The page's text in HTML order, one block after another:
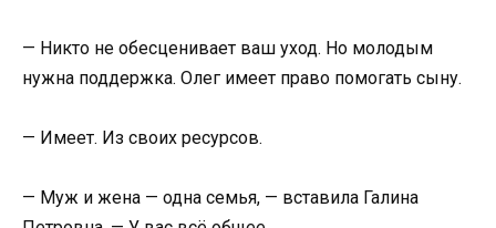
— Никто не обесценивает ваш уход. Но молодым
нужна поддержка. Олег имеет право помогать сыну.
— Имеет. Из своих ресурсов.
— Муж и жена — одна семья, — вставила Галина